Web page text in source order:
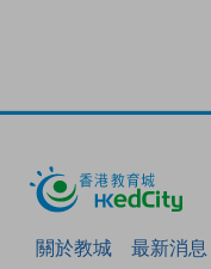
關於教城 最新消息